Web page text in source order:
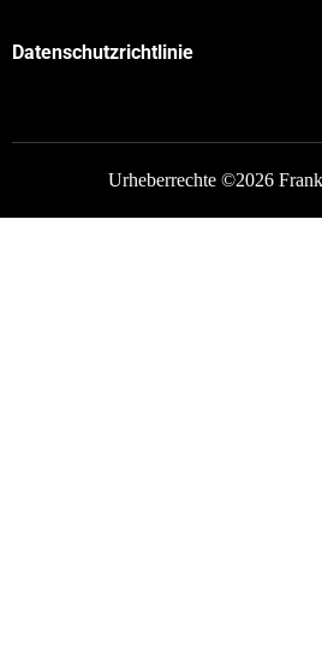
Datenschutzrichtlinie
Urheberrechte ©2026